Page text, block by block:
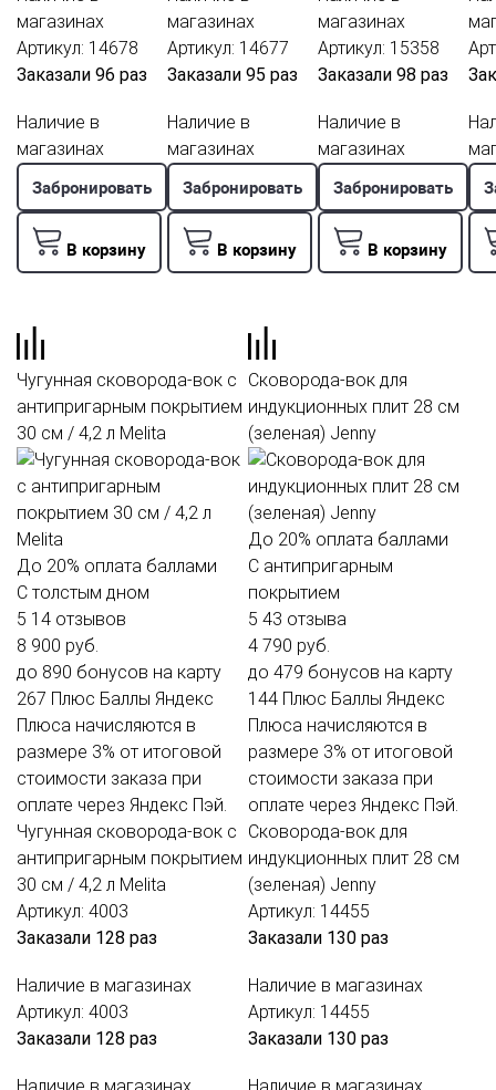
магазинах
Артикул: 14678
Заказали 96 раз
Наличие в
магазинах
Забронировать
В корзину
магазинах
Артикул: 14677
Заказали 95 раз
Наличие в
магазинах
Забронировать
В корзину
магазинах
Артикул: 15358
Заказали 98 раз
Наличие в
магазинах
Забронировать
В корзину
Чугунная сковорода-вок с
антипригарным покрытием
30 см / 4,2 л Melita
До 20% оплата баллами
С толстым дном
5 14 отзывов
8 900 руб.
до 890 бонусов на карту
267 Плюс Баллы Яндекс
Плюса начисляются в
размере 3% от итоговой
стоимости заказа при
оплате через Яндекс Пэй.
Чугунная сковорода-вок с
антипригарным покрытием
30 см / 4,2 л Melita
Артикул: 4003
Заказали 128 раз
Наличие в магазинах
Артикул: 4003
Заказали 128 раз
Наличие в магазинах
Сковорода-вок для
индукционных плит 28 см
(зеленая) Jenny
До 20% оплата баллами
С антипригарным
покрытием
5 43 отзыва
4 790 руб.
до 479 бонусов на карту
144 Плюс Баллы Яндекс
Плюса начисляются в
размере 3% от итоговой
стоимости заказа при
оплате через Яндекс Пэй.
Сковорода-вок для
индукционных плит 28 см
(зеленая) Jenny
Артикул: 14455
Заказали 130 раз
Наличие в магазинах
Артикул: 14455
Заказали 130 раз
Наличие в магазинах